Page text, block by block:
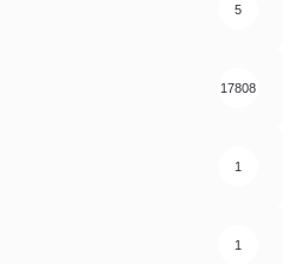
5
17808
1
1